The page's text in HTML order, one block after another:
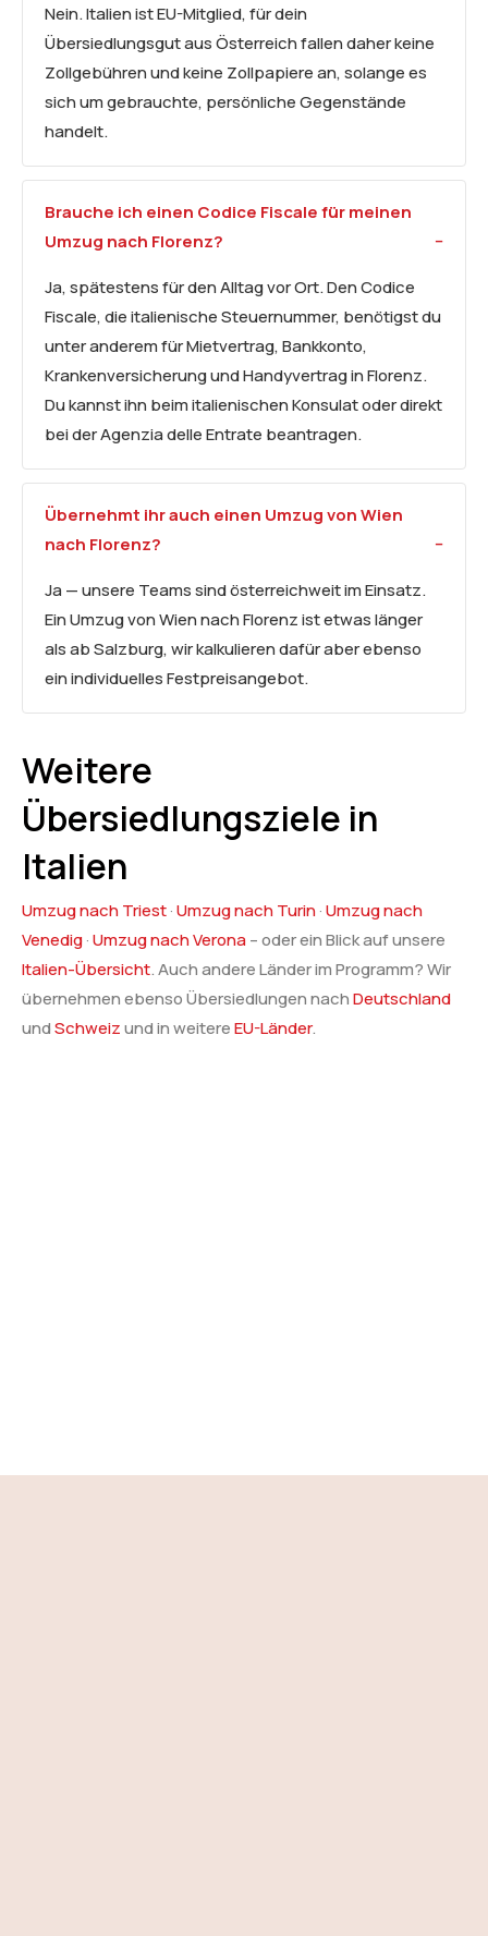
Nein. Italien ist EU-Mitglied, für dein
Übersiedlungsgut aus Österreich fallen daher keine
Zollgebühren und keine Zollpapiere an, solange es
sich um gebrauchte, persönliche Gegenstände
handelt.
Brauche ich einen Codice Fiscale für meinen
Umzug nach Florenz?
Ja, spätestens für den Alltag vor Ort. Den Codice
Fiscale, die italienische Steuernummer, benötigst du
unter anderem für Mietvertrag, Bankkonto,
Krankenversicherung und Handyvertrag in Florenz.
Du kannst ihn beim italienischen Konsulat oder direkt
bei der Agenzia delle Entrate beantragen.
Übernehmt ihr auch einen Umzug von Wien
nach Florenz?
Ja — unsere Teams sind österreichweit im Einsatz.
Ein Umzug von Wien nach Florenz ist etwas länger
als ab Salzburg, wir kalkulieren dafür aber ebenso
ein individuelles Festpreisangebot.
Weitere
Übersiedlungsziele in
Italien
Umzug nach Triest·Umzug nach Turin·Umzug nach
Venedig·Umzug nach Verona– oder ein Blick auf unsere
Italien-Übersicht. Auch andere Länder im Programm? Wir
übernehmen ebenso Übersiedlungen nachDeutschland
undSchweizund in weitereEU-Länder.